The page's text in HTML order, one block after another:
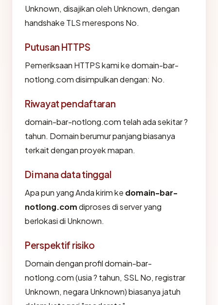
Unknown, disajikan oleh Unknown, dengan
handshake TLS merespons No.
Putusan HTTPS
Pemeriksaan HTTPS kami ke domain-bar-
notlong.com disimpulkan dengan: No.
Riwayat pendaftaran
domain-bar-notlong.com telah ada sekitar ?
tahun. Domain berumur panjang biasanya
terkait dengan proyek mapan.
Di mana data tinggal
Apa pun yang Anda kirim ke domain-bar-
notlong.comdiproses di server yang
berlokasi di Unknown.
Perspektif risiko
Domain dengan profil domain-bar-
notlong.com (usia ? tahun, SSL No, registrar
Unknown, negara Unknown) biasanya jatuh